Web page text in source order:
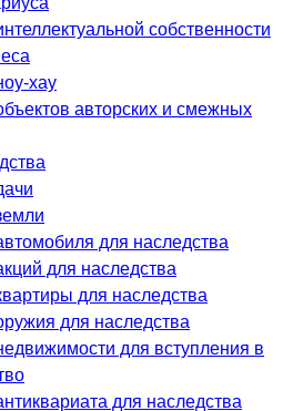
собственности
хау
авторских и смежных
для наследства
для наследства
для наследства
для наследства
для вступления в
для наследства